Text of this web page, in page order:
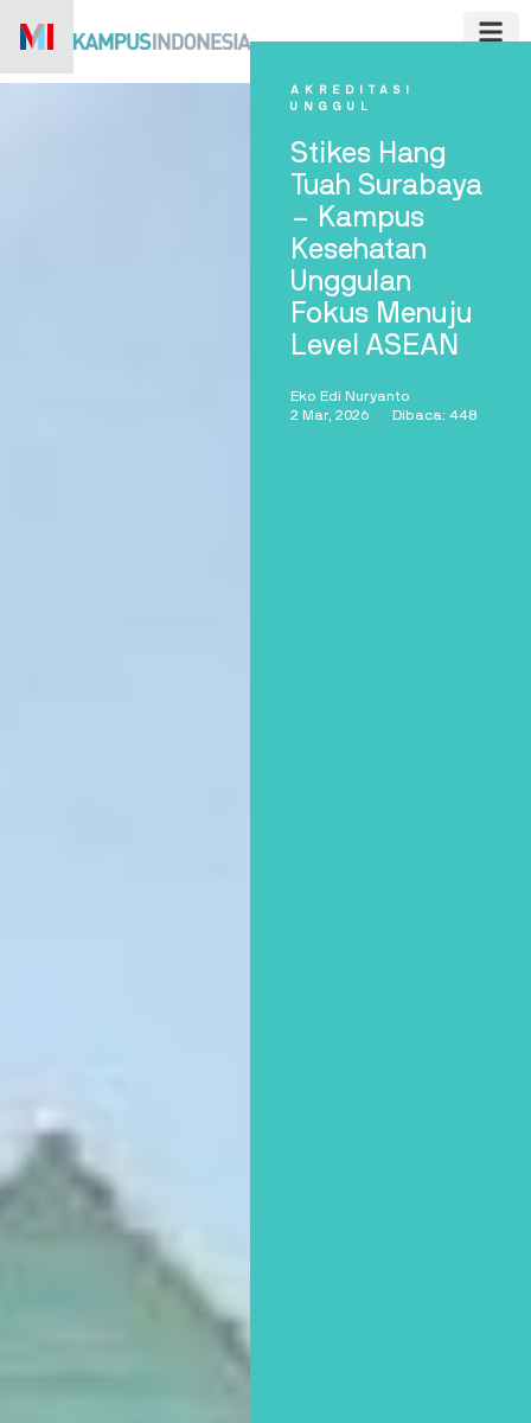
AKREDITASI
UNGGUL
Stikes Hang
Tuah Surabaya
– Kampus
Kesehatan
Unggulan
Fokus Menuju
Level ASEAN
Eko Edi Nuryanto
2 Mar, 2026
Dibaca: 448